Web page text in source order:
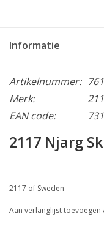
Informatie
Artikelnummer:
Merk:
EAN code:
2117 Njarg
2117 of Sweden
Aan verlanglijst toevoegen